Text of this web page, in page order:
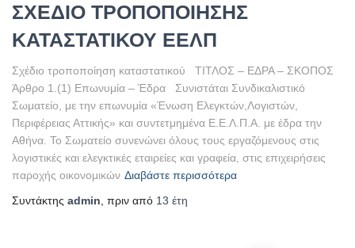
ΣΧΕΔΙΟ ΤΡΟΠΟΠΟΙΗΣΗΣ
ΚΑΤΑΣΤΑΤΙΚΟΥ ΕΕΛΠ
Σχέδιο τροποποίηση καταστατικού ΤΙΤΛΟΣ – ΕΔΡΑ – ΣΚΟΠΟΣ
Άρθρο 1.(1) Επωνυμία – Έδρα Συνιστάται Συνδικαλιστικό
Σωματείο, με την επωνυμία «Ένωση Ελεγκτών,Λογιστών,
Περιφέρειας Αττικής» και συντετμημένα Ε.Ε.Λ.Π.Α. με έδρα την
Αθήνα. Το Σωματείο συνενώνει όλους τους εργαζόμενους στις
λογιστικές και ελεγκτικές εταιρείες και γραφεία, στις επιχειρήσεις
παροχής οικονομικών Διαβάστε περισσότερα
Συντάκτης admin , πριν από 13 έτη